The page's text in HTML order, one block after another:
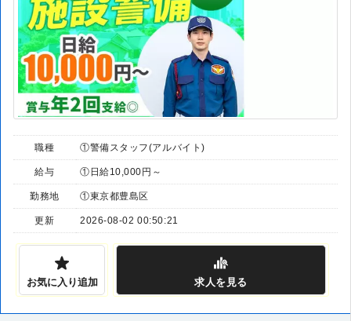
職種 ①警備スタッフ(アルバイト)
給与 ①日給10,000円～
勤務地 ①東京都豊島区
更新 2026-08-02 00:50:21
お気に入り追加 求人 を見る